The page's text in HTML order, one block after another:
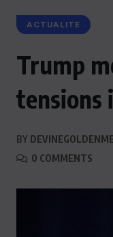
ACTUALITE
Trump
tensions
BY
0 COMMENTS